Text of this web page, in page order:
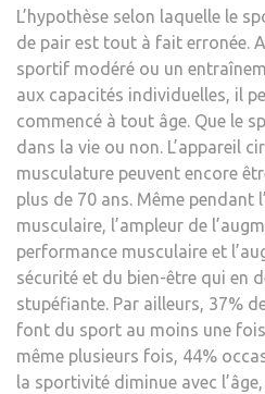
L’hypothèse selon laquelle le
de pair est tout à fait erronée.
sportif modéré ou un
aux capacités individuelles, il
commencé à tout âge. Que le
dans la vie ou non. L’appareil
musculature peuvent encore
plus de 70 ans. Même pendant
musculaire, l’ampleur de
performance musculaire et
sécurité et du bien-être qui en
stupéfiante. Par ailleurs, 37%
font du sport au moins une
même plusieurs fois, 44%
la sportivité diminue avec